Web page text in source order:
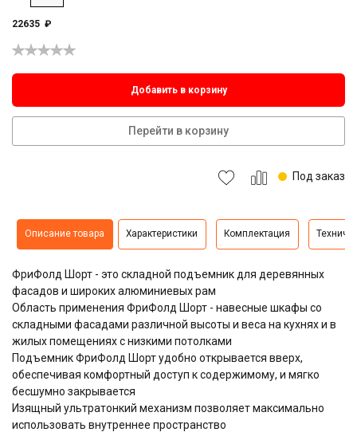
22635 ₽
Добавить в корзину
Перейти в корзину
Под заказ
Описание товара Характеристики Комплектация
ФриФолд Шорт - это складной подъемник для деревянных
фасадов и широких алюминиевых рам
Область применения ФриФолд Шорт - навесные шкафы со
складными фасадами различной высоты и веса на кухнях и в
жилых помещениях с низкими потолками
Подъемник ФриФолд Шорт удобно открывается вверх,
обеспечивая комфортный доступ к содержимому, и мягко
бесшумно закрывается
Изящный ультратонкий механизм позволяет максимально
использовать внутреннее пространство